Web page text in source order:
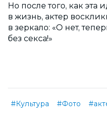
Но после того, как
в жизнь, актер
в зеркало: «О нет,
без секса!»
#Культура #Фото